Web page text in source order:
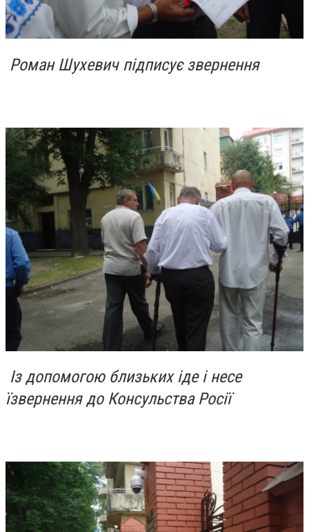
Роман Шухевич підписує звернення
Із допомогою близьких іде і несе
їзвернення до Консульства Росії